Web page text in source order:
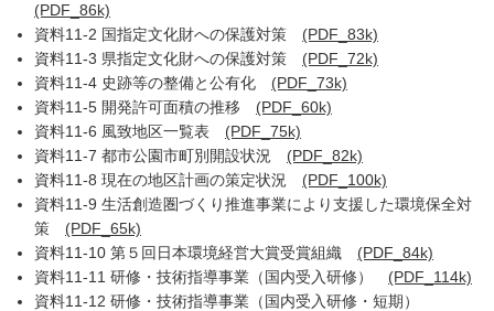
(PDF_86k)
資料11-2 国指定文化財への保護対策 (PDF_83k)
資料11-3 県指定文化財への保護対策 (PDF_72k)
資料11-4 史跡等の整備と公有化 (PDF_73k)
資料11-5 開発許可面積の推移 (PDF_60k)
資料11-6 風致地区一覧表 (PDF_75k)
資料11-7 都市公園市町別開設状況 (PDF_82k)
資料11-8 現在の地区計画の策定状況 (PDF_100k)
資料11-9 生活創造圏づくり推進事業により支援した環境保全対
策 (PDF_65k)
資料11-10 第５回日本環境経営大賞受賞組織 (PDF_84k)
資料11-11 研修・技術指導事業（国内受入研修） (PDF_114k)
資料11-12 研修・技術指導事業（国内受入研修・短期）